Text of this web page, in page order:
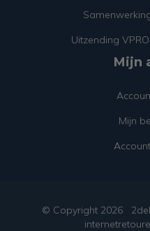
Uitzending
Mijn
Mijn
© Copyright 2026